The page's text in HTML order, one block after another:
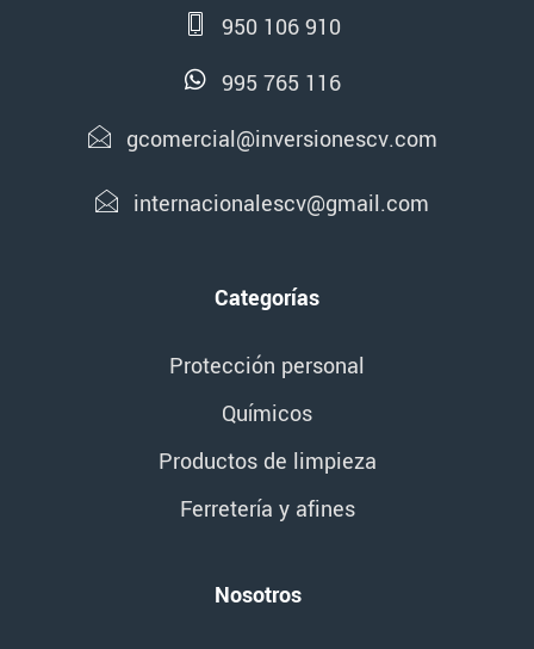
950 106 910
995 765 116
gcomercial@inversionescv.com
internacionalescv@gmail.com
Categorías
Protección personal
Químicos
Productos de limpieza
Ferretería y afines
Nosotros